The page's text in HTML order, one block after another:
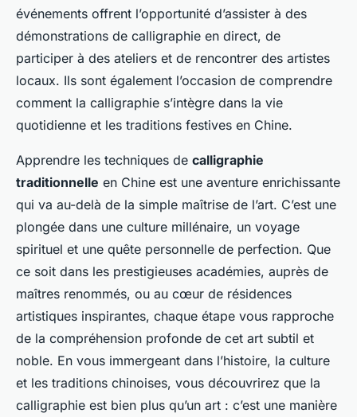
événements offrent l’opportunité d’assister à des
démonstrations de calligraphie en direct, de
participer à des ateliers et de rencontrer des artistes
locaux. Ils sont également l’occasion de comprendre
comment la calligraphie s’intègre dans la vie
quotidienne et les traditions festives en Chine.
Apprendre les techniques de calligraphie
traditionnelle en Chine est une aventure enrichissante
qui va au-delà de la simple maîtrise de l’art. C’est une
plongée dans une culture millénaire, un voyage
spirituel et une quête personnelle de perfection. Que
ce soit dans les prestigieuses académies, auprès de
maîtres renommés, ou au cœur de résidences
artistiques inspirantes, chaque étape vous rapproche
de la compréhension profonde de cet art subtil et
noble. En vous immergeant dans l’histoire, la culture
et les traditions chinoises, vous découvrirez que la
calligraphie est bien plus qu’un art : c’est une manière